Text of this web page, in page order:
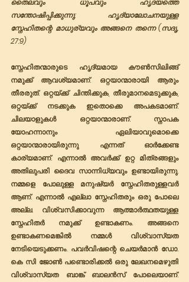
തൈലവും ധൂപവും ഹൃദയത്തെ
സന്തോഷിപ്പിക്കുന്നു; ഹൃദ്യാലോചനയുള്ള
സ്നേഹിതന്റെ മാധുര്യവും അങ്ങനെ തന്നെ (സദൃ.
27:9)
സ്നേഹിതന്മാരുടെ ഹൃദ്യമായ കൗൺസിലിങ്ങ്
നമുക്ക് ആവശ്യമാണ്. ഒറ്റയാന്മാരായി ആരും
തീരരുത്. ഒറ്റയ്ക്ക് ചിന്തിക്കുക, തീരുമാനമെടുക്കുക,
ഒറ്റയ്ക്ക് നടക്കുക ഇതൊക്കെ അപകടമാണ്.
ചിലയാളുകൾ ഒറ്റയാന്മാരാണ്. സ്നാപക
യോഹന്നാനും ഏലിയാവുമൊക്കെ
ഒറ്റയാന്മാരായിരുന്നു എന്നത് ഓർക്കേണ്ട
കാര്യമാണ്. എന്നാൽ അവർക്ക് ഉറ്റ മിത്രങ്ങളും
അതിലുപരി ദൈവ സാന്നിധ്യവും ഉണ്ടായിരുന്നു.
നമ്മളെ പോലുള്ള മനുഷ്യർ സ്നേഹിതരുള്ളവർ
ആണ്. എന്നാൽ എല്ലാ സ്നേഹിതരും ഒരു പോലെ
അല്ല. വിശ്വസിക്കാവുന്ന ആത്മാർത്ഥതയുള്ള
സ്നേഹിതർ നമുക്ക് ഉണ്ടാകണം. അങ്ങനെ
ഉണ്ടാകണമെങ്കിൽ നമ്മൾ വിശ്വാസ്യത
നേടിയെടുക്കണം. പവർവിഷന്റെ ചെയർമാൻ ഡോ.
കെ സി ജോൺ പണ്ടൊരിക്കൽ ഒരു ലേഖനമെഴുതി
വിശ്വാസ്യത ബാങ്ക് ബാലൻസ് പോലെയാണ്.